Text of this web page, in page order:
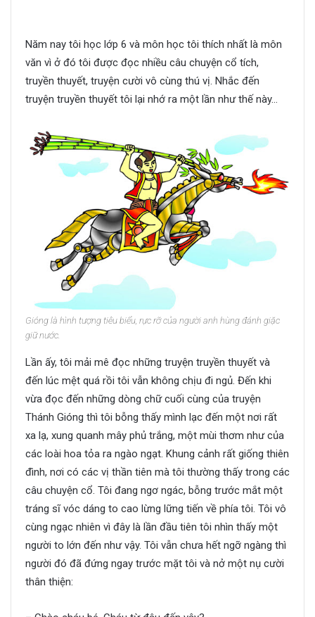
Năm nay tôi học lớp 6 và môn học tôi thích nhất là môn
văn vì ở đó tôi được đọc nhiều câu chuyện cổ tích,
truyền thuyết, truyện cười vô cùng thú vị. Nhắc đến
truyện truyền thuyết tôi lại nhớ ra một lần như thế này…
Gióng là hình tượng tiêu biểu, rực rỡ của người anh hùng đánh giặc
giữ nước.
Lần ấy, tôi mải mê đọc những truyện truyền thuyết và
đến lúc mệt quá rồi tôi vẫn không chịu đi ngủ. Đến khi
vừa đọc đến những dòng chữ cuối cùng của truyện
Thánh Gióng thì tôi bỗng thấy mình lạc đến một nơi rất
xa lạ, xung quanh mây phủ trắng, một mùi thơm như của
các loài hoa tỏa ra ngào ngạt. Khung cảnh rất giống thiên
đình, nơi có các vị thần tiên mà tôi thường thấy trong các
câu chuyện cổ. Tôi đang ngơ ngác, bỗng trước mắt một
tráng sĩ vóc dáng to cao lừng lững tiến về phía tôi. Tôi vô
cùng ngạc nhiên vì đây là lần đầu tiên tôi nhìn thấy một
người to lớn đến như vậy. Tôi vẫn chưa hết ngỡ ngàng thì
người đó đã đứng ngay trước mặt tôi và nở một nụ cười
thân thiện: